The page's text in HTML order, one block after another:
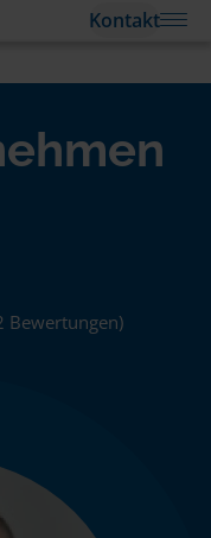
Kontakt
Bewertungen)